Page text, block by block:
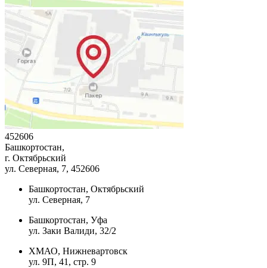
452606
Башкортостан,
г. Октябрьский
ул. Северная, 7, 452606
Башкортостан, Октябрьский
ул. Северная, 7
Башкортостан, Уфа
ул. Заки Валиди, 32/2
ХМАО, Нижневартовск
ул. 9П, 41, стр. 9